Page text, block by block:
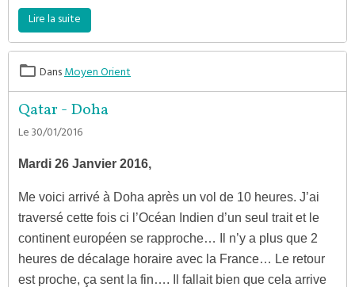
Lire la suite
DansMoyen Orient
Qatar - Doha
Le 30/01/2016
Mardi 26 Janvier 2016,
Me voici arrivé à Doha après un vol de 10 heures. J’ai
traversé cette fois ci l’Océan Indien d’un seul trait et le
continent européen se rapproche… Il n’y a plus que 2
heures de décalage horaire avec la France… Le retour
est proche, ça sent la fin…. Il fallait bien que cela arrive